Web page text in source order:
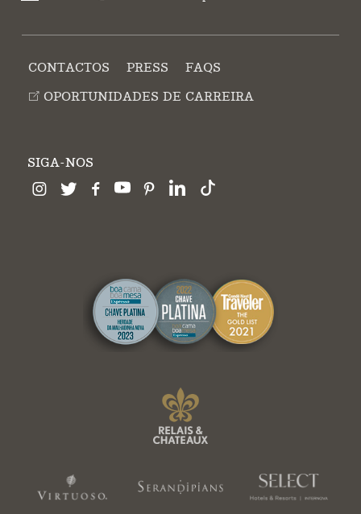
CONTACTOS PRESS
FAQS
OPORTUNIDADES DE CARREIRA
SIGA-NOS